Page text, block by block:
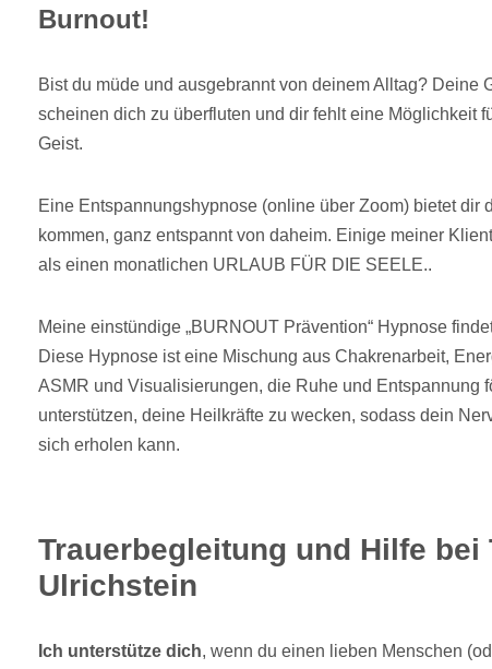
Burnout!
Bist du müde und ausgebrannt von deinem Alltag? Deine
scheinen dich zu überfluten und dir fehlt eine Möglichkeit
Geist.
Eine Entspannungshypnose (online über Zoom) bietet dir
kommen, ganz entspannt von daheim. Einige meiner
als einen monatlichen URLAUB FÜR DIE SEELE..
Meine einstündige „BURNOUT Prävention“ Hypnose
Diese Hypnose ist eine Mischung aus Chakrenarbeit,
ASMR und Visualisierungen, die Ruhe und Entspannung
unterstützen, deine Heilkräfte zu wecken, sodass dein
sich erholen kann.
Trauerbegleitung und Hilfe bei
Ulrichstein
Ich unterstütze dich, wenn du einen lieben Menschen